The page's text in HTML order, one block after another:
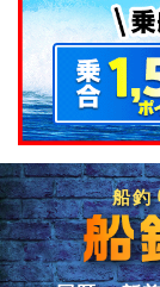
船釣